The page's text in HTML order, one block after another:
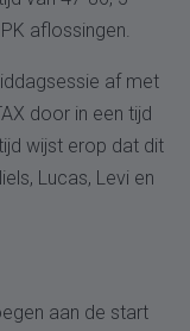
aflossingen.
af met
door in een tijd
wijst erop dat dit
Lucas, Levi en
aan de start